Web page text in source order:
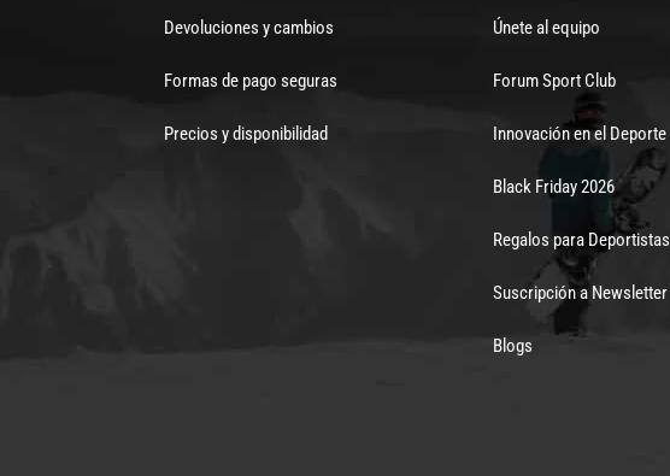
Devoluciones y cambios
Formas de pago seguras
Precios y disponibilidad
Únete al equipo
Forum Sport Club
Innovación en el Deporte
Black Friday 2026
Regalos para Deportistas
Suscripción a Newsletter
Blogs